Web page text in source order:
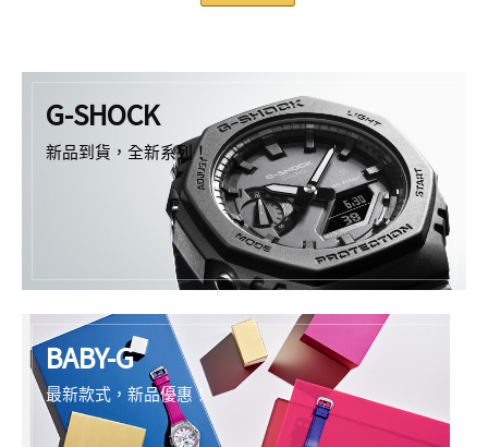
G-SHOCK
新品到貨，全新系列！
BABY-G
最新款式，新品優惠！